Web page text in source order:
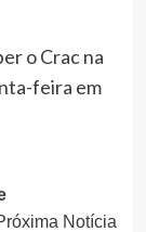
o Crac na
feira em
Notícia